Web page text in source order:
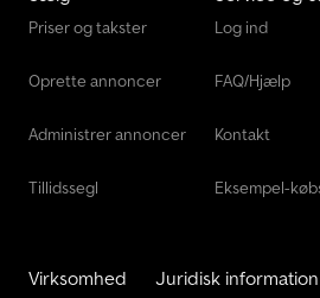
Priser og takster
Oprette annoncer
Administrer annoncer
Tillidssegl
Log ind
FAQ/Hjælp
Kontakt
Eksempel-
Virksomhed Juridisk information